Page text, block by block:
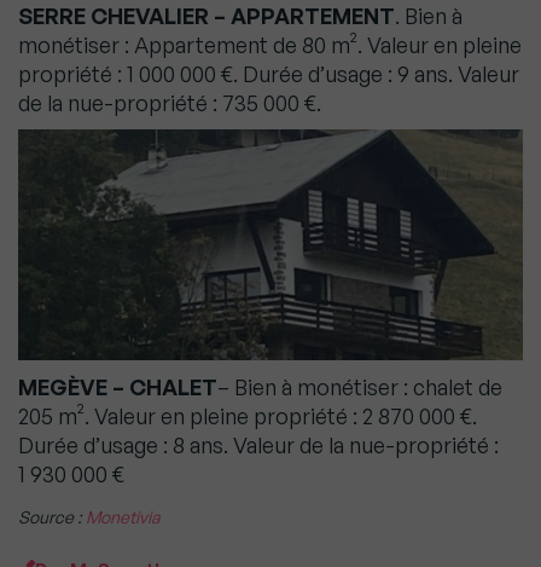
SERRE CHEVALIER – APPARTEMENT. Bien à
monétiser : Appartement de 80 m². Valeur en pleine
propriété : 1 000 000 €. Durée d’usage : 9 ans. Valeur
de la nue-propriété : 735 000 €.
MEGÈVE – CHALET– Bien à monétiser : chalet de
205 m². Valeur en pleine propriété : 2 870 000 €.
Durée d’usage : 8 ans. Valeur de la nue-propriété :
1 930 000 €
Source : Monetivia